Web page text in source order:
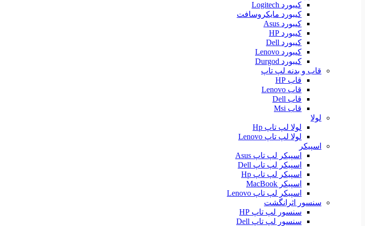
کیبورد Logitech
کیبورد مایکروسافت
کیبورد Asus
کیبورد HP
کیبورد Dell
کیبورد Lenovo
کیبورد Durgod
قاب و بدنه لپ تاپ
قاب HP
قاب Lenovo
قاب Dell
قاب Msi
لولا
لولا لپ تاپ Hp
لولا لپ تاپ Lenovo
اسپیکر
اسپیکر لپ تاپ Asus
اسپیکر لپ تاپ Dell
اسپیکر لپ تاپ Hp
اسپیکر MacBook
اسپیکر لپ تاپ Lenovo
سنسور اثرانگشت
سنسور لپ تاپ HP
سنسور لپ تاپ Dell